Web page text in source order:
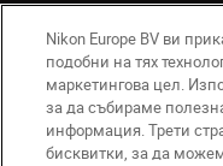
BG Nikon
Nikon Europe BV ви
подобни на тях
маркетингова цел.
за да събираме
информация. Трети
бисквитки, за да